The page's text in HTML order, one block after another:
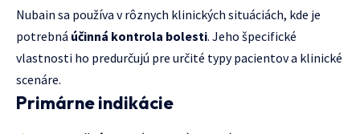
Nubain sa používa v rôznych klinických situáciách, kde je
potrebná účinná kontrola bolesti. Jeho špecifické
vlastnosti ho predurčujú pre určité typy pacientov a klinické
scenáre.
Primárne indikácie